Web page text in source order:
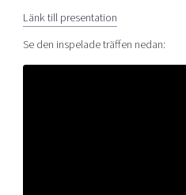
Länk till presentation
Se den inspelade träffen nedan: